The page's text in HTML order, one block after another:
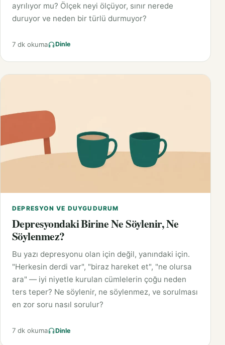
ayrılıyor mu? Ölçek neyi ölçüyor, sınır nerede
duruyor ve neden bir türlü durmuyor?
7 dk okuma Dinle
DEPRESYON VE DUYGUDURUM
Depresyondaki Birine Ne Söylenir, Ne
Söylenmez?
Bu yazı depresyonu olan için değil, yanındaki için.
"Herkesin derdi var", "biraz hareket et", "ne olursa
ara" — iyi niyetle kurulan cümlelerin çoğu neden
ters teper? Ne söylenir, ne söylenmez, ve sorulması
en zor soru nasıl sorulur?
7 dk okuma Dinle